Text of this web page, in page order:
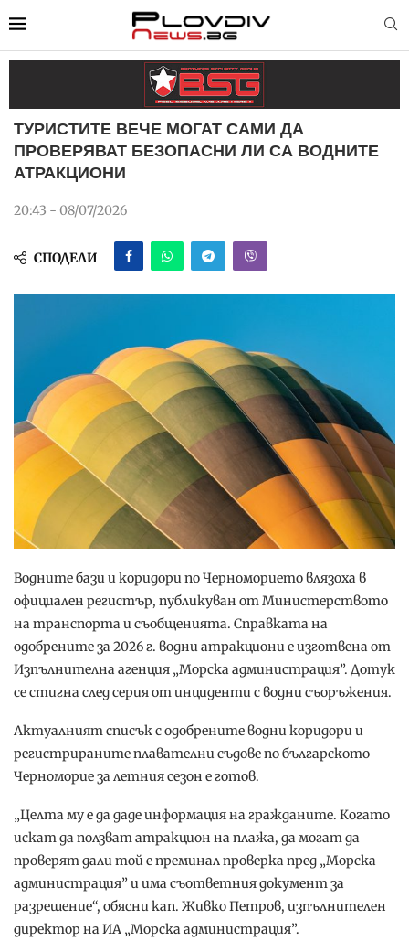
ТУРИСТИТЕ ВЕЧЕ МОГАТ САМИ ДА
ПРОВЕРЯВАТ БЕЗОПАСНИ ЛИ СА ВОДНИТЕ
АТРАКЦИОНИ
20:43 - 08/07/2026
СПОДЕЛИ
Водните бази и коридори по Черноморието влязоха в
официален регистър, публикуван от Министерството
на транспорта и съобщенията. Справката на
одобрените за 2026 г. водни атракциони е изготвена от
Изпълнителна агенция „Морска администрация”. Дотук
се стигна след серия от инциденти с водни съоръжения.
Актуалният списък с одобрените водни коридори и
регистрираните плавателни съдове по българското
Черноморие за летния сезон е готов.
„Целта му е да даде информация на гражданите. Когато
искат да ползват атракцион на плажа, да могат да
проверят дали той е преминал проверка пред „Морска
администрация” и има съответния документ за
разрешение“, обясни кап. Живко Петров, изпълнителен
директор на ИА „Морска администрация”.